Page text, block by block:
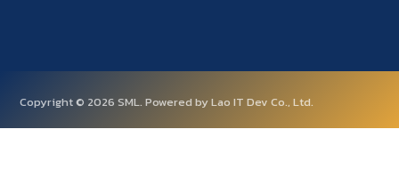
Copyright © 2026 SML. Powered by Lao IT Dev Co., Ltd.